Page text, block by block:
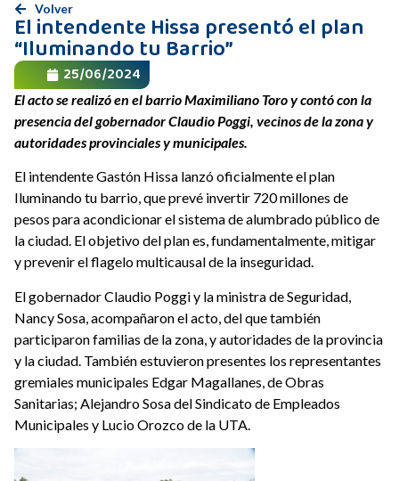
Volver
El intendente Hissa presentó el plan
“Iluminando tu Barrio”
25/06/2024
El acto se realizó en el barrio Maximiliano Toro y contó con la
presencia del gobernador Claudio Poggi, vecinos de la zona y
autoridades provinciales y municipales.
El intendente Gastón Hissa lanzó oficialmente el plan
Iluminando tu barrio, que prevé invertir 720 millones de
pesos para acondicionar el sistema de alumbrado público de
la ciudad. El objetivo del plan es, fundamentalmente, mitigar
y prevenir el flagelo multicausal de la inseguridad.
El gobernador Claudio Poggi y la ministra de Seguridad,
Nancy Sosa, acompañaron el acto, del que también
participaron familias de la zona, y autoridades de la provincia
y la ciudad. También estuvieron presentes los representantes
gremiales municipales Edgar Magallanes, de Obras
Sanitarias; Alejandro Sosa del Sindicato de Empleados
Municipales y Lucio Orozco de la UTA.